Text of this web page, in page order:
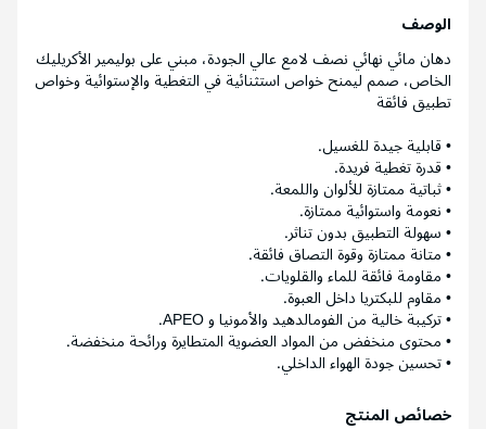
الوصف
دهان مائي نهائي نصف لامع عالي الجودة، مبني على بوليمير الأكريليك
الخاص، صمم ليمنح خواص استثنائية في التغطية والإستوائية وخواص
تطبيق فائقة
• قابلية جيدة للغسيل.
• قدرة تغطية فريدة.
• ثباتية ممتازة للألوان واللمعة.
• نعومة واستوائية ممتازة.
• سهولة التطبيق بدون تناثر.
• متانة ممتازة وقوة التصاق فائقة.
• مقاومة فائقة للماء والقلويات.
• مقاوم للبكتريا داخل العبوة.
• تركيبة خالية من الفومالدهيد والأمونيا و APEO.
• محتوى منخفض من المواد العضوية المتطايرة ورائحة منخفضة.
• تحسين جودة الهواء الداخلي.
خصائص المنتج